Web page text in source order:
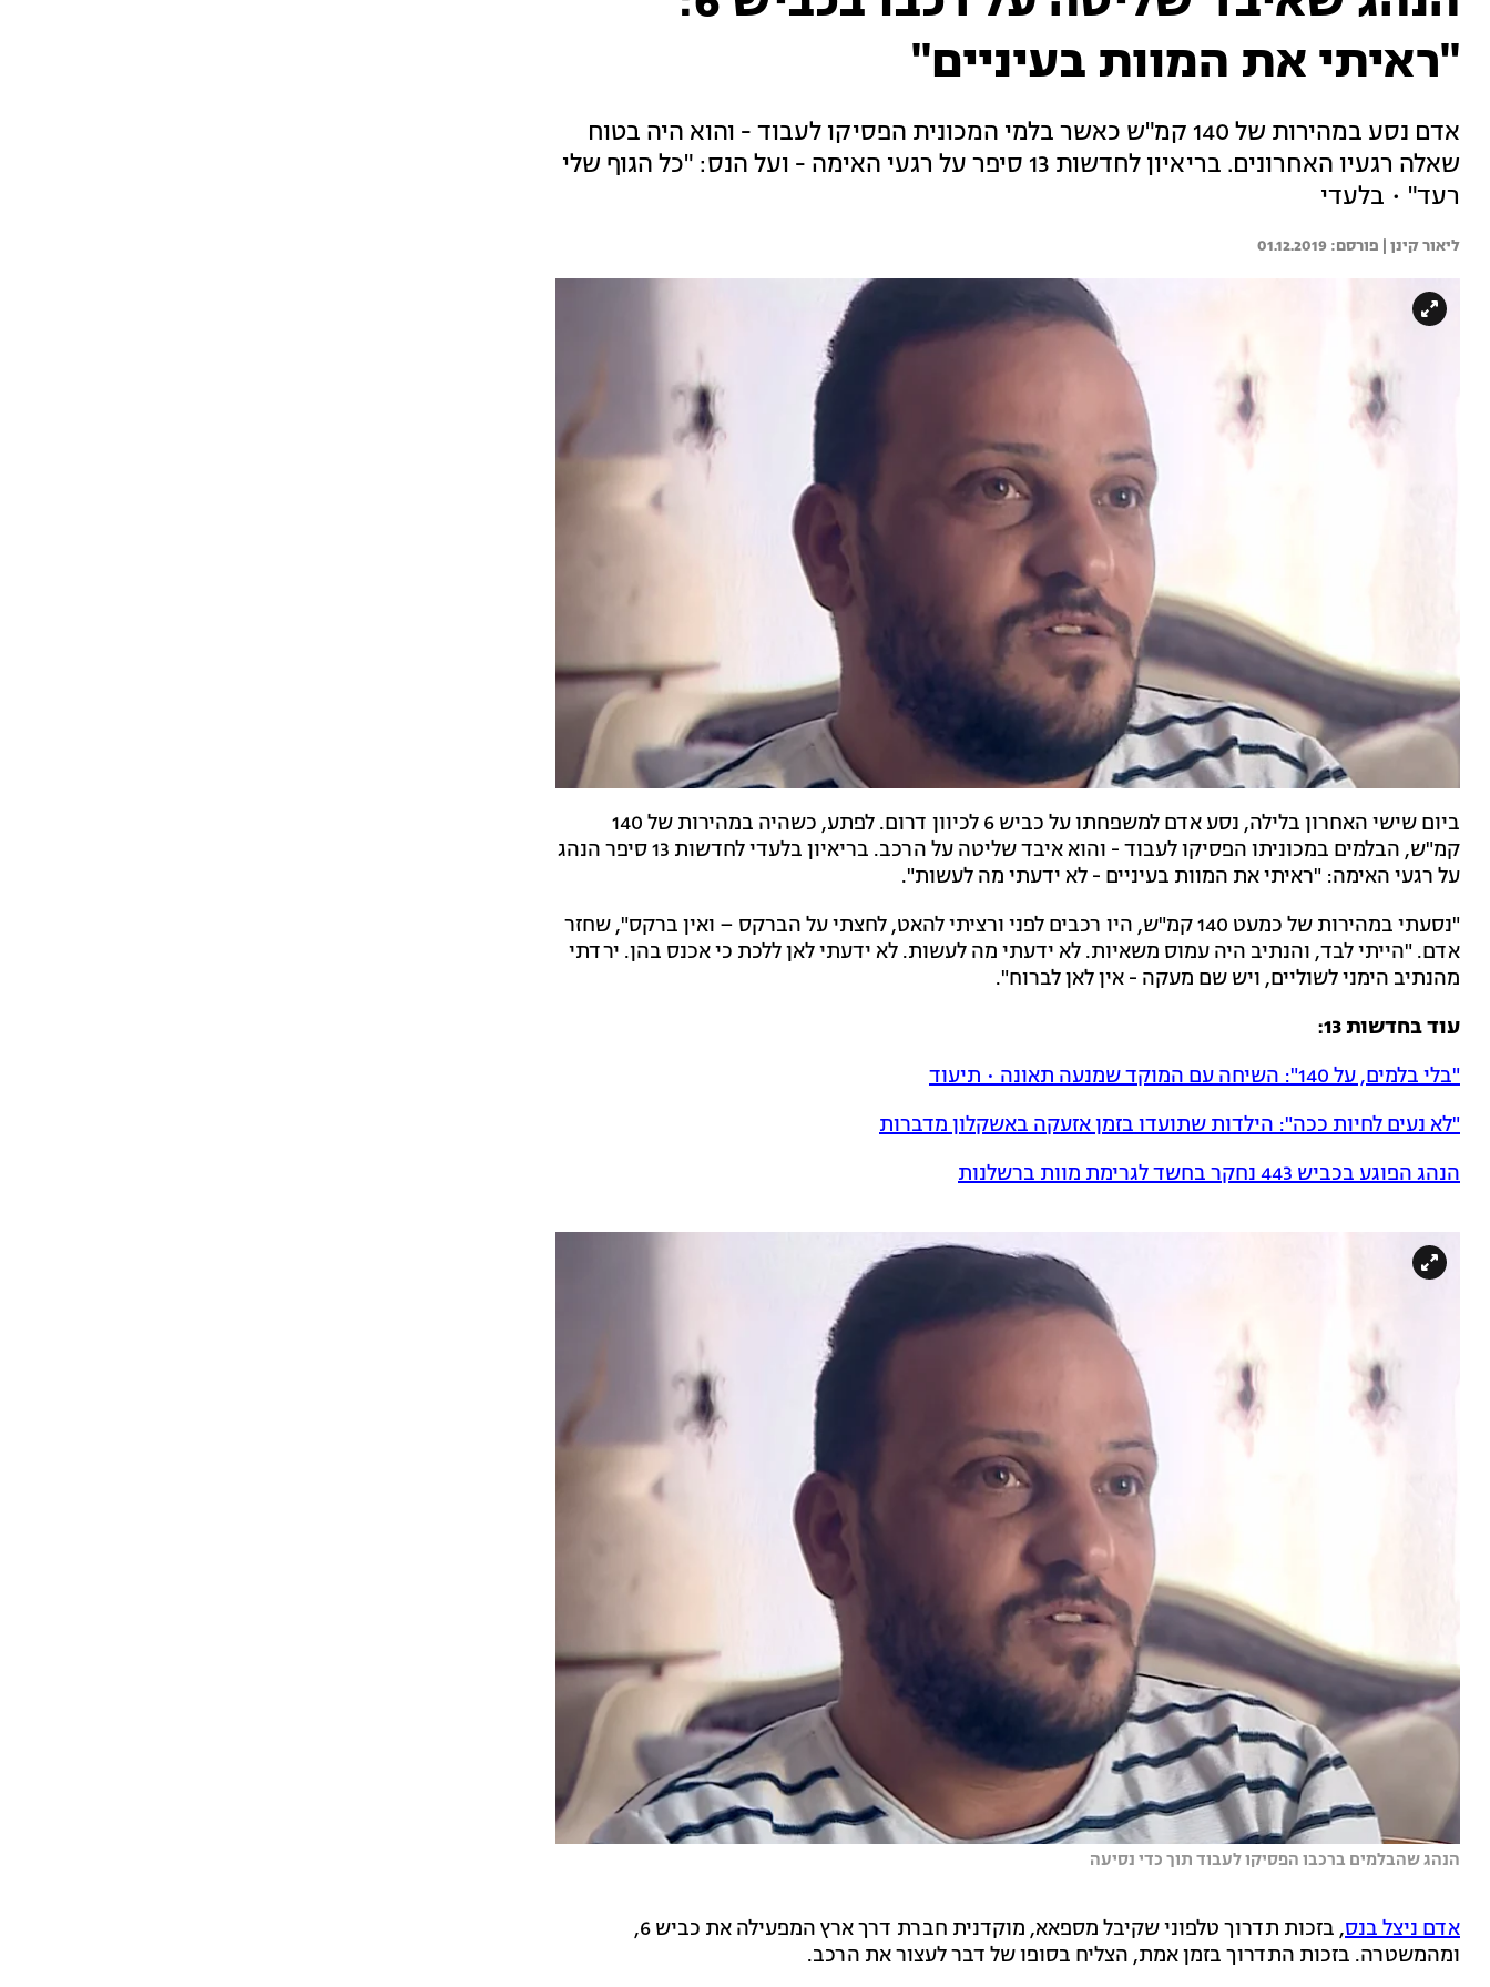
"ראיתי את המוות בעיניים"
אדם נסע במהירות של 140 קמ"ש כאשר בלמי המכונית הפסיקו לעבוד - והוא היה בטוח
שאלה רגעיו האחרונים. בריאיון לחדשות 13 סיפר על רגעי האימה - ועל הנס: "כל הגוף שלי
רעד" • בלעדי
ליאור קינן | 01.12.2019
ביום שישי האחרון בלילה, נסע אדם למשפחתו על כביש 6 לכיוון דרום. לפתע, כשהיה במהירות של 140
קמ"ש, הבלמים במכוניתו הפסיקו לעבוד - והוא איבד שליטה על הרכב. בריאיון בלעדי לחדשות 13 סיפר הנהג
על רגעי האימה: "ראיתי את המוות בעיניים - לא ידעתי מה לעשות".
"נסעתי במהירות של כמעט 140 קמ"ש, היו רכבים לפני ורציתי להאט, לחצתי על הברקס – ואין ברקס", שחזר
אדם. "הייתי לבד, והנתיב היה עמוס משאיות. לא ידעתי מה לעשות. לא ידעתי לאן ללכת כי אכנס בהן. ירדתי
מהנתיב הימני לשוליים, ויש שם מעקה - אין לאן לברוח".
עוד בחדשות 13:
"בלי בלמים, על 140": השיחה עם המוקד שמנעה תאונה • תיעוד
"לא נעים לחיות ככה": הילדות שתועדו בזמן אזעקה באשקלון מדברות
הנהג הפוגע בכביש 443 נחקר בחשד לגרימת מוות ברשלנות
הנהג שהבלמים ברכבו הפסיקו לעבוד תוך כדי נסיעה
אדם ניצל בנס
, בזכות תדרוך טלפוני שקיבל מספאא, מוקדנית חברת דרך ארץ המפעילה את כביש 6,
ומהמשטרה. בזכות התדרוך בזמן אמת, הצליח בסופו של דבר לעצור את הרכב.